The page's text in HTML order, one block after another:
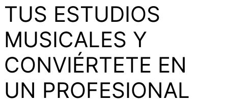
TUS ESTUDIOS
MUSICALES Y
CONVIÉRTETE EN
UN PROFESIONAL